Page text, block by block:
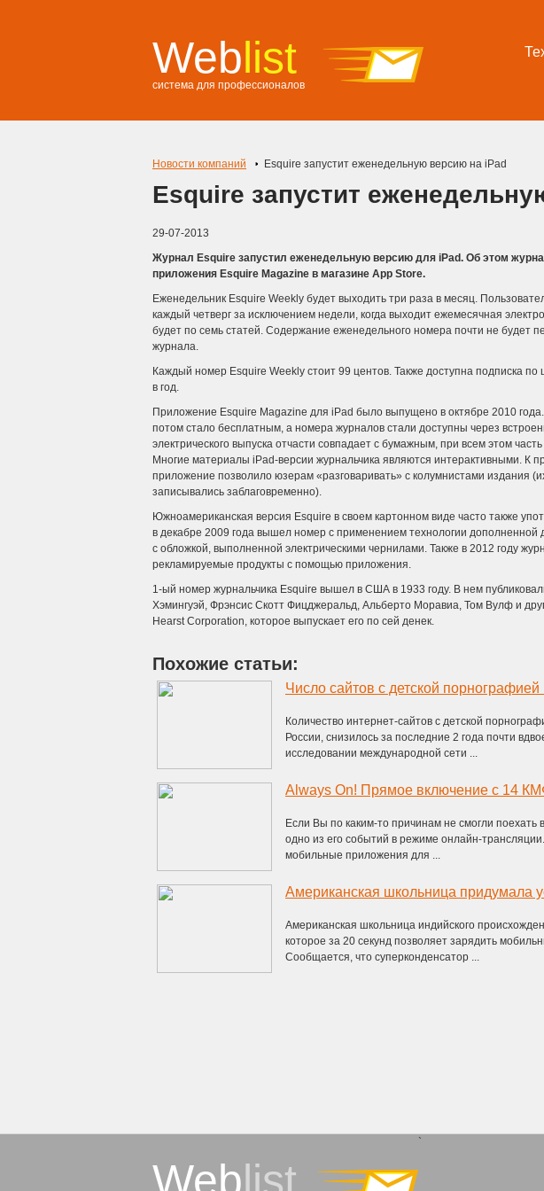
Weblist
система для профессионалов
Новости компаний Esquire запустит еженедельную версию на iPad
Esquire запустит
29-07-2013
Журнал Esquire запустил еженедельную версию для iPad. Об этом
приложения Esquire Magazine в магазине App Store.
Еженедельник Esquire Weekly будет выходить три раза в месяц.
каждый четверг за исключением недели, когда выходит ежемесячная
будет по семь статей. Содержание еженедельного номера почти не будет
журнала.
Каждый номер Esquire Weekly стоит 99 центов. Также доступна подписка по
в год.
Приложение Esquire Magazine для iPad было выпущено в октябре 2010
потом стало бесплатным, а номера журналов стали доступны через
электрического выпуска отчасти совпадает с бумажным, при всем этом
Многие материалы iPad-версии журнальчика являются интерактивными. К
приложение позволило юзерам «разговаривать» с колумнистами издания
записывались заблаговременно).
Южноамериканская версия Esquire в своем картонном виде часто также
в декабре 2009 года вышел номер с применением технологии дополненной
с обложкой, выполненной электрическими чернилами. Также в 2012 году
рекламируемые продукты с помощью приложения.
1-ый номер журнальчика Esquire вышел в США в 1933 году. В нем
Хэмингуэй, Фрэнсис Скотт Фицджеральд, Альберто Моравиа, Том Вулф и
Hearst Corporation, которое выпускает его по сей денек.
Похожие статьи:
Количество интернет-сайтов с детской
России, снизилось за последние 2 года почти
исследовании международной сети ...
Always On! Прямое включение с 14
Если Вы по каким-то причинам не смогли
одно из его событий в режиме онлайн-
мобильные приложения для ...
Американская школьница индийского
которое за 20 секунд позволяет зарядить
Сообщается, что суперконденсатор ...
Weblist
`